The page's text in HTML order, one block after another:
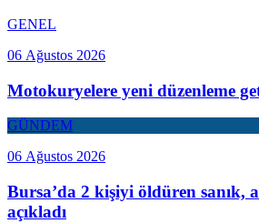
GENEL
06 Ağustos 2026
Motokuryelere yeni düzenleme
GÜNDEM
06 Ağustos 2026
Bursa’da 2 kişiyi öldüren sanık,
açıkladı